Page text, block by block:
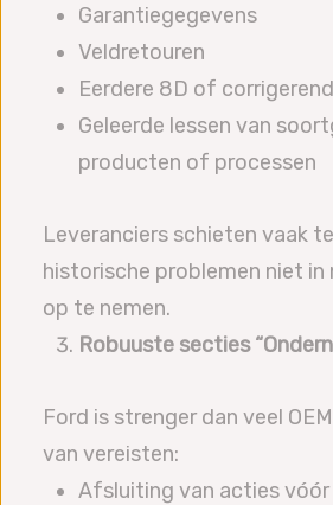
Garantiegegevens
Veldretouren
Eerdere 8D of
Geleerde lessen van
producten of processen
Leveranciers schieten vaak
historische problemen niet in
op te nemen.
Robuuste secties
Ford is strenger dan veel
van vereisten:
Afsluiting van acties vóór